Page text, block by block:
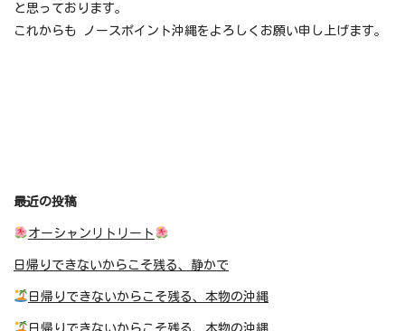
と思っております。
これからも ノースポイント沖縄をよろしくお願い申し上げます。
最近の投稿
オーシャンリトリート
日帰りできないからこそ残る、静かで
日帰りできないからこそ残る、本物の沖縄
日帰りできないからこそ残る、本物の沖縄